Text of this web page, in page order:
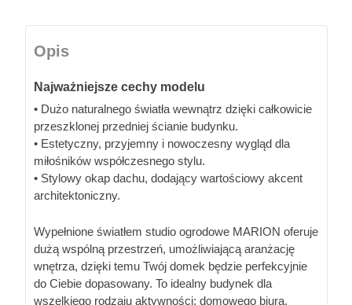
Opis
Najważniejsze cechy modelu
• Dużo naturalnego światła wewnątrz dzięki całkowicie
przeszklonej przedniej ścianie budynku.
• Estetyczny, przyjemny i nowoczesny wygląd dla
miłośników współczesnego stylu.
• Stylowy okap dachu, dodający wartościowy akcent
architektoniczny.
Wypełnione światłem studio ogrodowe MARION oferuje
dużą wspólną przestrzeń, umożliwiającą aranżację
wnętrza, dzięki temu Twój domek będzie perfekcyjnie
do Ciebie dopasowany. To idealny budynek dla
wszelkiego rodzaju aktywności: domowego biura,